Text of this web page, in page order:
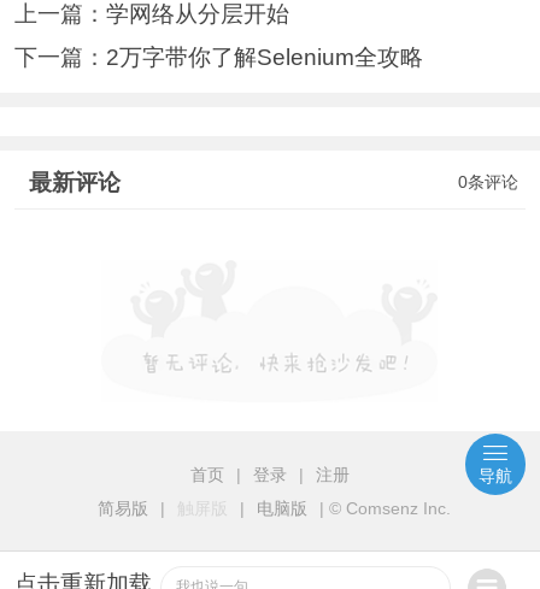
上一篇： 学网络从分层开始
下一篇： 2万字带你了解Selenium全攻略
0条评论
最新评论
点击重新加载
首页 | 登录 |
注册
简易版
| 触屏版 | 电脑版 | © Comsenz Inc.
导航